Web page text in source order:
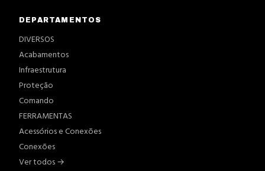
DEPARTAMENTOS
DIVERSOS
Acabamentos
Infraestrutura
Proteção
Comando
FERRAMENTAS
Acessórios e Conexões
Conexões
Ver todos →